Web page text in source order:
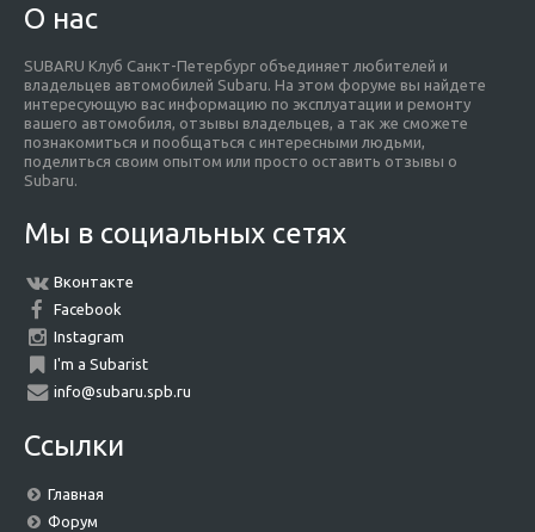
О нас
SUBARU Клуб Санкт-Петербург объединяет любителей и
владельцев автомобилей Subaru. На этом форуме вы найдете
интересующую вас информацию по эксплуатации и ремонту
вашего автомобиля, отзывы владельцев, а так же сможете
познакомиться и пообщаться с интересными людьми,
поделиться своим опытом или просто оставить отзывы о
Subaru.
Мы в социальных сетях
Вконтакте
Facebook
Instagram
I'm a Subarist
info@subaru.spb.ru
Ссылки
Главная
Форум